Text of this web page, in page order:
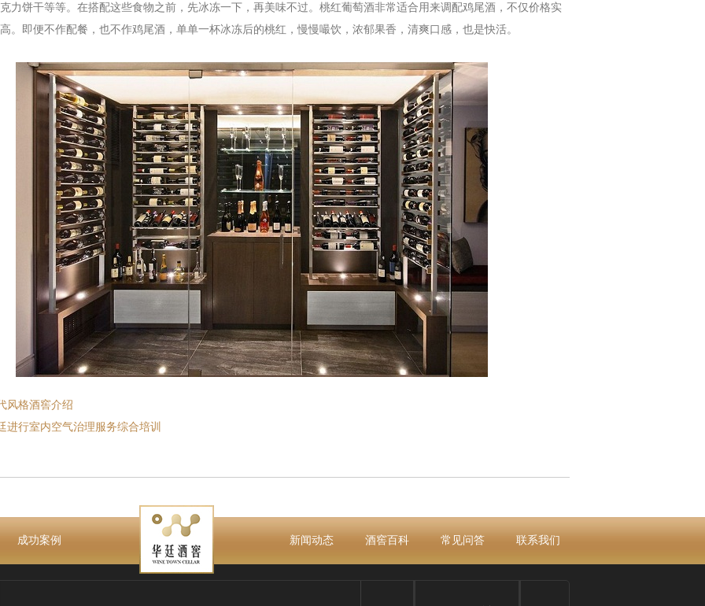
力饼干等等。在搭配这些食物之前，先冰冻一下，再美味不过。桃红葡萄酒非常适合用来调配鸡尾酒，不仅价格实
。即便不作配餐，也不作鸡尾酒，单单一杯冰冻后的桃红，慢慢嘬饮，浓郁果香，清爽口感，也是快活。
风格酒窖介绍
进行室内空气治理服务综合培训
成功案例 新闻动态 酒窖百科 常见问答 联系我们